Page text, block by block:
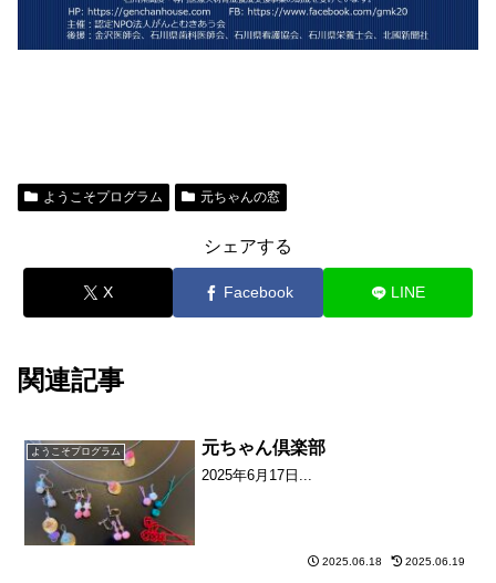
ようこそプログラム 元ちゃんの窓
シェアする
X Facebook LINE
関連記事
ようこそプログラム 元ちゃん倶楽部
2025年6月17日...
2025.06.18 2025.06.19